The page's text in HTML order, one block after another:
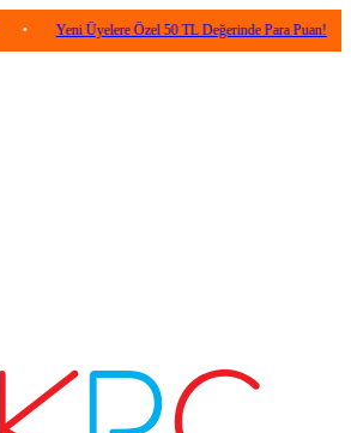
Yeni Üyelere Özel 50 TL Değerinde Para Puan! •